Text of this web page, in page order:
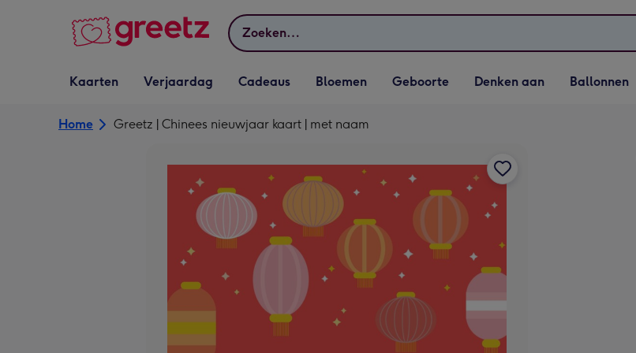
Zoeken
Vervolgkeuzelijst
Kaarten openen
Kaarten
Vervolgkeuzelijst
Verjaardag openen
Verjaardag
Vervolgkeuzelijst
Cadeaus openen
Cadeaus
Vervolgkeuzelijst
Bloemen openen
Bloemen
Vervolgkeuzelijst
Geboorte openen
Geboorte
Vervolgkeuzelijst
Denken aan openen
Denken aan
Vervolgkeuzelijst
Ballonnen openen
Ballonnen
Home Greetz | Chinees nieuwjaar kaart | met naam